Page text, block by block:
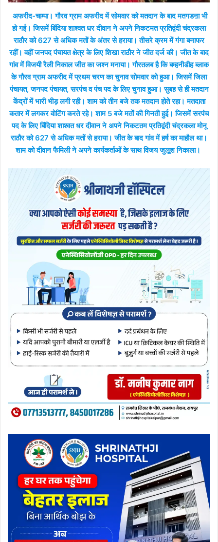
अफरीद-चाम्पा। गौरव ग्राम अफरीद में सोमवार को मतदान के बाद मतगडऩा भी
हो गई। जिसमें बिंदिया शाश्वत धर दीवान ने अपने निकटमत प्रतिद्वंदी चंद्रकला
राठौर को 627 से अधिक मतों के अंतर से हराया। तीसरे क्रम में गंगा बनाफर
रहीं। वहीं जनपद पंचायत क्षेत्र के लिए शिखा राठौर ने जीत दर्ज की। जीत के बाद
गांव में विजयी रैली निकाल जीत का जश्न मनाया। गौरतलब है कि बम्हनीडीह ब्लाक
के गौरव ग्राम अफरीद में प्रथम चरण का चुनाव सोमवार को हुआ। जिसमें जिला
पंचायत, जनपद पंचायत, सरपंच व पंच पद के लिए चुनाव हुआ। सुबह से ही मतदान
केंद्रों में भारी भीड़ लगी रही। शाम को तीन बजे तक मतदान होते रहा। मतदाता
कतार में लगकर वोटिंग करते रहे। शाम 5 बजे मतों की गिनती हुई। जिसमें सरपंच
पद के लिए बिंदिया शाश्वत धर दीवान ने अपने निकटतम प्रतिद्वंदी चंद्रकला मोनू
राठौर को 627 से अधिक मतों से हराया। जीत के बाद गांव में हर्ष का माहौल था।
शाम को दीवान फैमिली ने अपने कार्यकर्ताओं के साथ विजय जुलूश निकाला।